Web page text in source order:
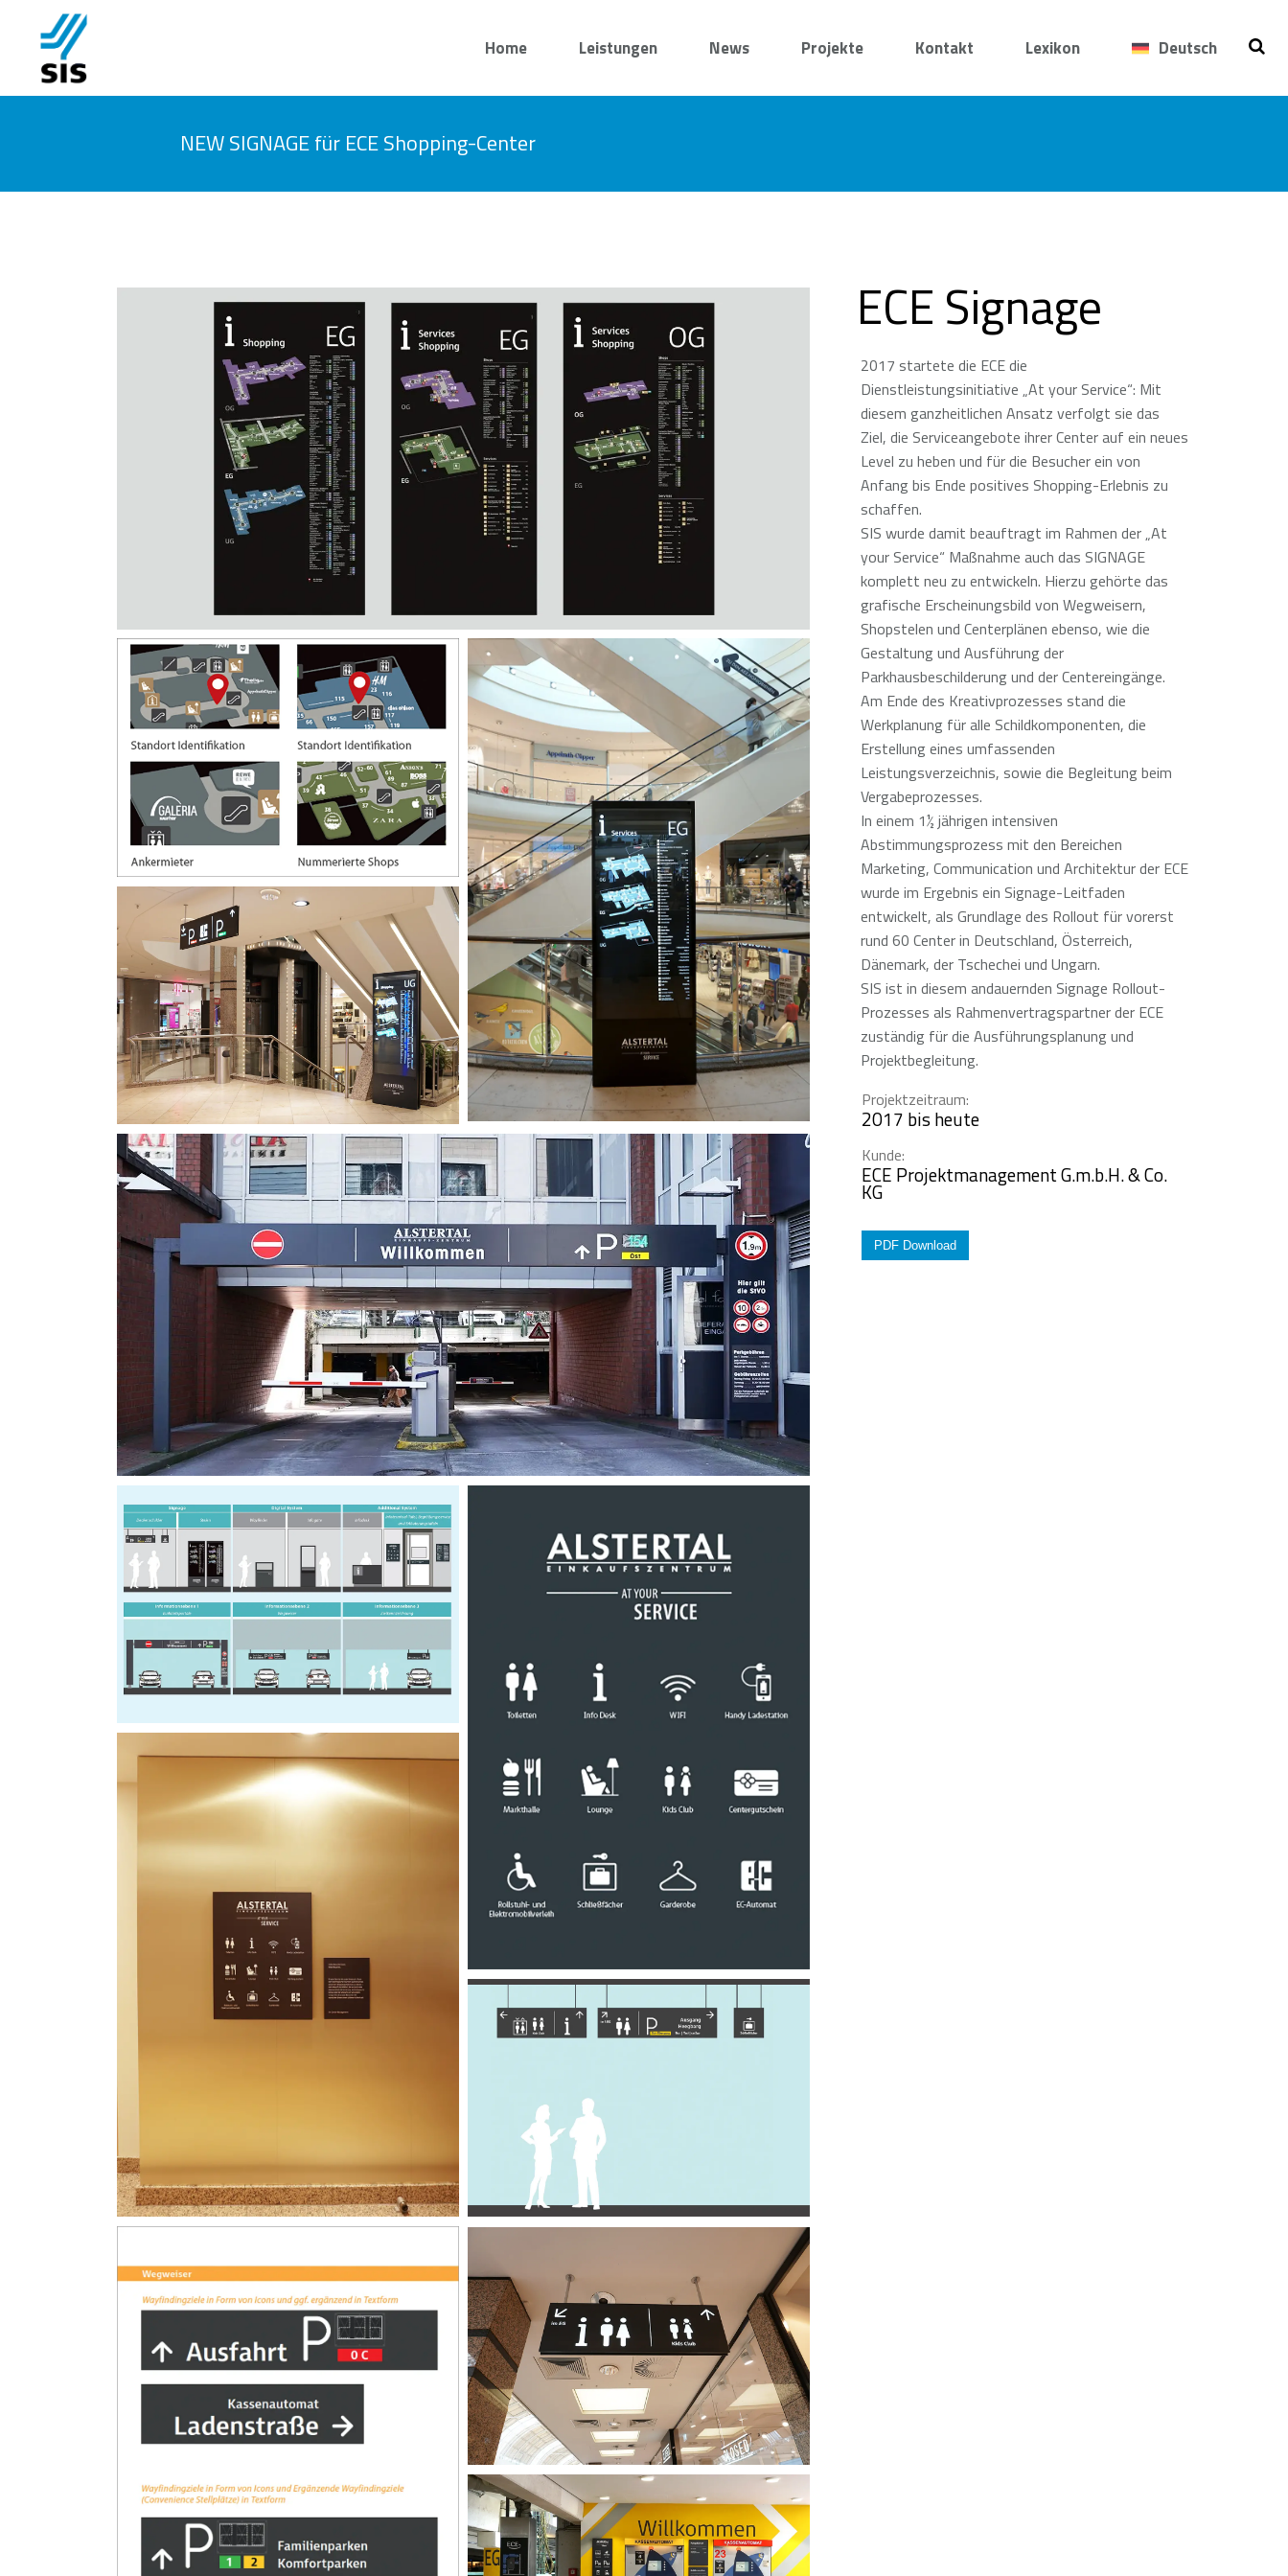
Home Leistungen News Projekte Kontakt Lexikon Deutsch
NEW SIGNAGE für ECE Shopping-Center
ECE Signage
2017 startete die ECE die
Dienstleistungsinitiative „At your Service“: Mit
diesem ganzheitlichen Ansatz verfolgt sie das
Ziel, die Serviceangebote ihrer Center auf ein neues
Level zu heben und für die Besucher ein von
Anfang bis Ende positives Shopping-Erlebnis zu
schaffen.
SIS wurde damit beauftragt im Rahmen der „At
your Service“ Maßnahme auch das SIGNAGE
komplett neu zu entwickeln. Hierzu gehörte das
grafische Erscheinungsbild von Wegweisern,
Shopstelen und Centerplänen ebenso, wie die
Gestaltung und Ausführung der
Parkhausbeschilderung und der Centereingänge.
Am Ende des Kreativprozesses stand die
Werkplanung für alle Schildkomponenten, die
Erstellung eines umfassenden
Leistungsverzeichnis, sowie die Begleitung beim
Vergabeprozesses.
In einem 1½ jährigen intensiven
Abstimmungsprozess mit den Bereichen
Marketing, Communication und Architektur der ECE
wurde im Ergebnis ein Signage-Leitfaden
entwickelt, als Grundlage des Rollout für vorerst
rund 60 Center in Deutschland, Österreich,
Dänemark, der Tschechei und Ungarn.
SIS ist in diesem andauernden Signage Rollout-
Prozesses als Rahmenvertragspartner der ECE
zuständig für die Ausführungsplanung und
Projektbegleitung.
Projektzeitraum:
2017 bis heute
Kunde:
ECE Projektmanagement G.m.b.H. & Co.
KG
PDF Download